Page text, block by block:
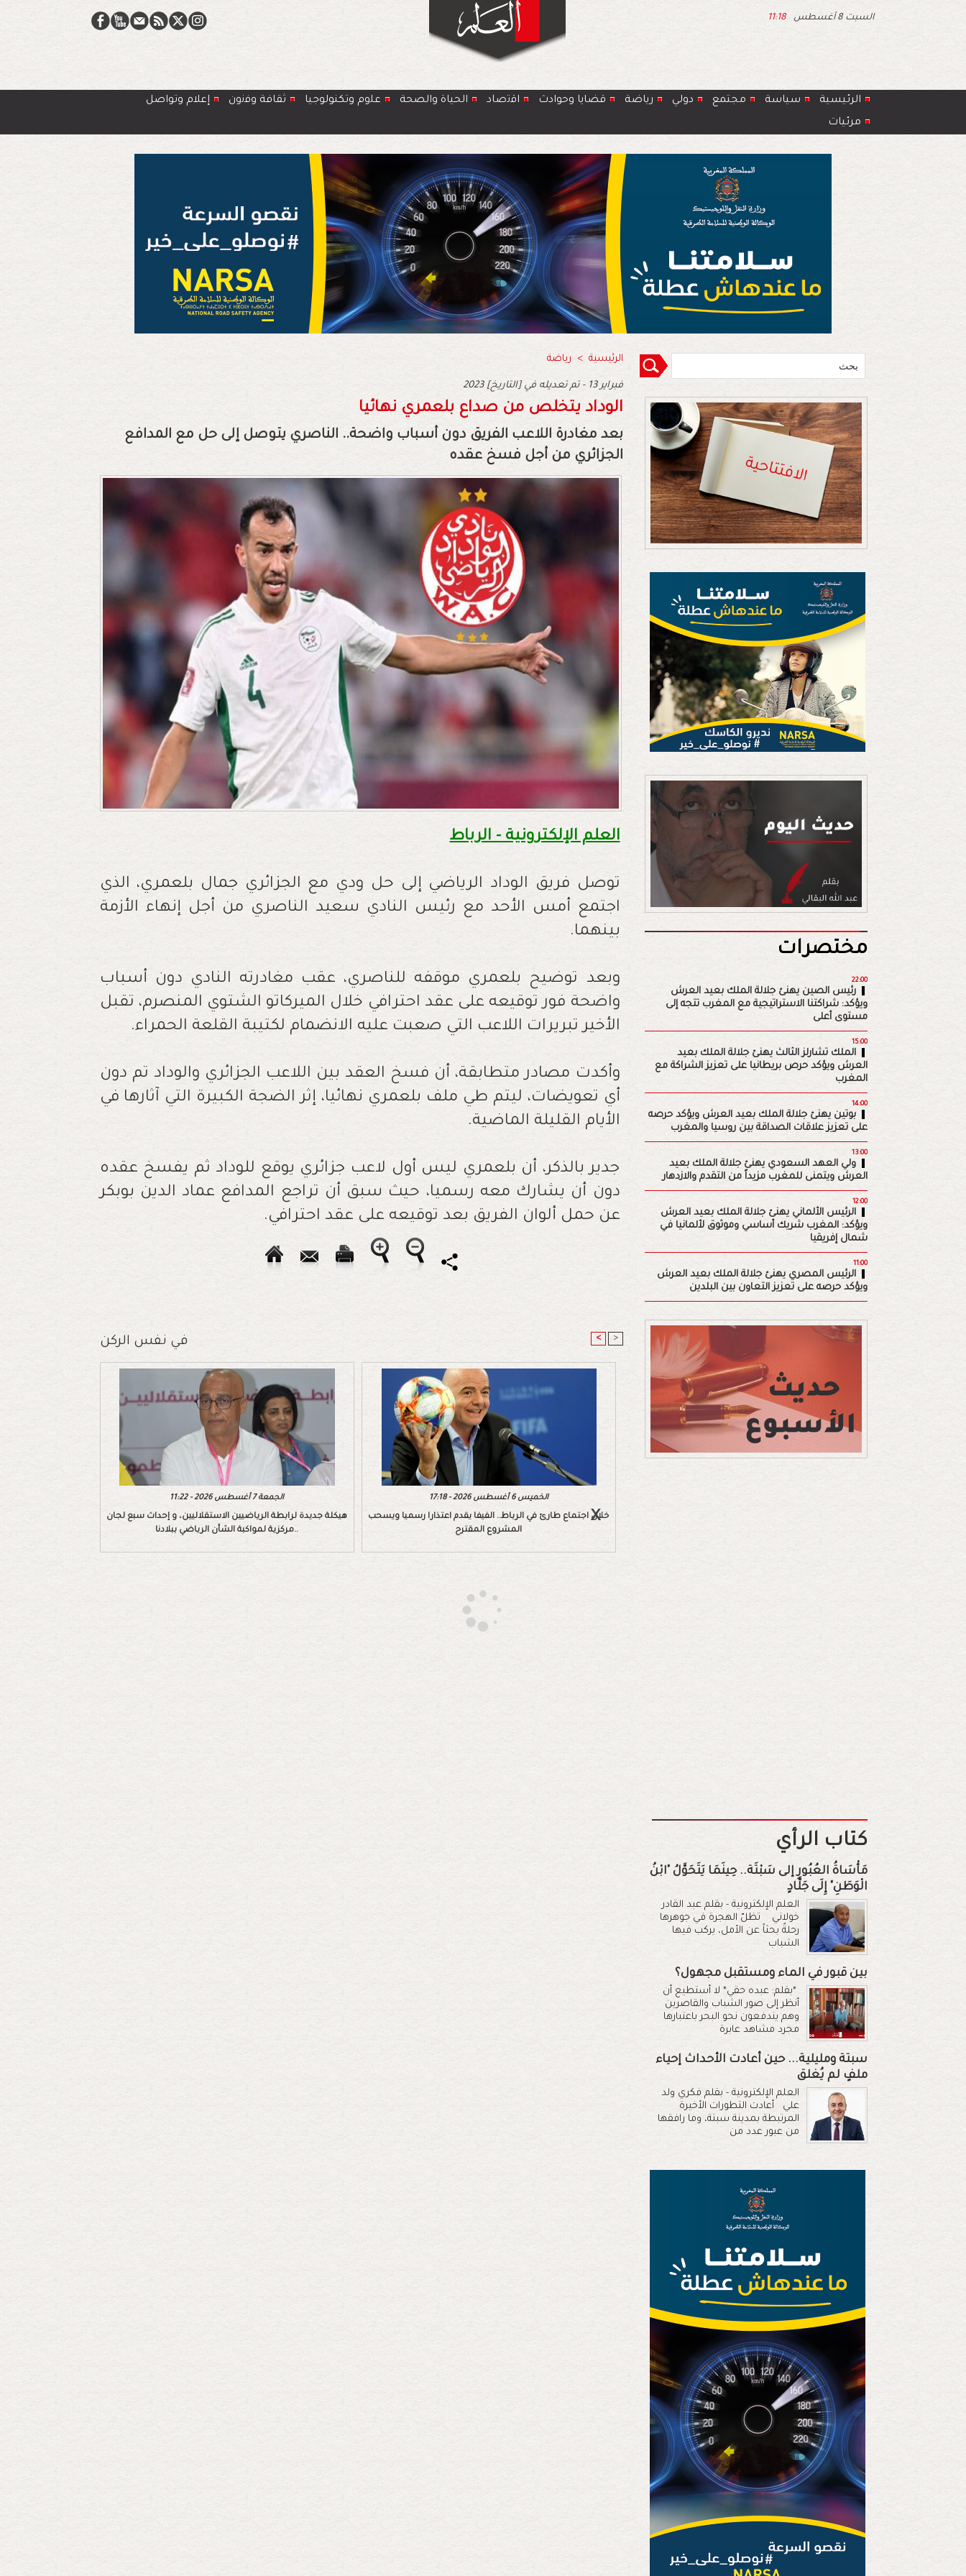
السبت 8 أغسطس 11:18
الرئيسية سياسة مجتمع دولي رياضة قضايا وحوادث اﻗﺗﺻﺎد الحياة والصحة ﻋﻠوم وتكنولوجيا ﺛﻘﺎﻓﺔ وﻓﻧون
إعلام وتواصل
مرئيات
الرئيسية > رياضة
2023 فبراير 13 - تم تعديله في [التاريخ]
الوداد يتخلص من صداع بلعمري نهائيا
بعد مغادرة اللاعب الفريق دون أسباب واضحة.. الناصري يتوصل إلى حل مع المدافع
الجزائري من أجل فسخ عقده
العلم الإلكترونية - الرباط
توصل فريق الوداد الرياضي إلى حل ودي مع الجزائري جمال بلعمري، الذي
اجتمع أمس الأحد مع رئيس النادي سعيد الناصري من أجل إنهاء الأزمة
بينهما.
وبعد توضيح بلعمري موقفه للناصري، عقب مغادرته النادي دون أسباب
واضحة فور توقيعه على عقد احترافي خلال الميركاتو الشتوي المنصرم، تقبل
الأخير تبريرات اللاعب التي صعبت عليه الانضمام لكتيبة القلعة الحمراء.
وأكدت مصادر متطابقة، أن فسخ العقد بين اللاعب الجزائري والوداد تم دون
أي تعويضات، ليتم طي ملف بلعمري نهائيا، إثر الضجة الكبيرة التي آثارها في
الأيام القليلة الماضية.
جدير بالذكر، أن بلعمري ليس أول لاعب جزائري يوقع للوداد ثم يفسخ عقده
دون أن يشارك معه رسميا، حيث سبق أن تراجع المدافع عماد الدين بوبكر
عن حمل ألوان الفريق بعد توقيعه على عقد احترافي.
في نفس الركن < >
الجمعة 7 أغسطس 2026 - 11:22
هيكلة جديدة لرابطة الرياضيين الاستقلاليين، و إحداث سبع لجان
مركزية لمواكبة الشأن الرياضي ببلادنا..
الخميس 6 أغسطس 2026 - 17:18
خلال اجتماع طارئ في الرباط.. الفيفا يقدم اعتذارا رسميا ويسحب
المشروع المقترح
مختصرات
22:00
رئيس الصين يهنئ جلالة الملك بعيد العرش
ويؤكد: شراكتنا الاستراتيجية مع المغرب تتجه إلى
مستوى أعلى
15:00
الملك تشارلز الثالث يهنئ جلالة الملك بعيد
العرش ويؤكد حرص بريطانيا على تعزيز الشراكة مع
المغرب
14:00
بوتين يهنئ جلالة الملك بعيد العرش ويؤكد حرصه
على تعزيز علاقات الصداقة بين روسيا والمغرب
13:00
ولي العهد السعودي يهنئ جلالة الملك بعيد
العرش ويتمنى للمغرب مزيداً من التقدم والازدهار
12:00
الرئيس الألماني يهنئ جلالة الملك بعيد العرش
ويؤكد: المغرب شريك أساسي وموثوق لألمانيا في
شمال إفريقيا
11:00
الرئيس المصري يهنئ جلالة الملك بعيد العرش
ويؤكد حرصه على تعزيز التعاون بين البلدين
كتاب الرأي
مَأْسَاةُ العُبُورِ إلى سَبْتَة.. حِينَمَا يَتَحَوَّلُ "ابْنُ
الْوَطَنِ" إِلَى جَلَّادٍ
العلم الإلكترونية - بقلم عبد القادر
خولاني تظلّ الهجرة في جوهرها
رحلةً بحثاً عن الأمل، يركب فيها
الشباب
بين قبور في الماء ومستقبل مجهول؟
*بقلم: عبده حقي* لا أستطيع أن
أنظر إلى صور الشباب والقاصرين
وهم يندفعون نحو البحر باعتبارها
مجرد مشاهد عابرة
سبتة ومليلية... حين أعادت الأحداث إحياء
ملفٍ لم يُغلق
العلم الإلكترونية - بقلم فكري ولد
علي أعادت التطورات الأخيرة
المرتبطة بمدينة سبتة، وما رافقها
من عبور عدد من